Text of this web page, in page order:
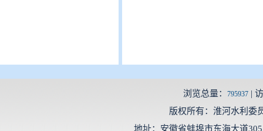
浏览总量： 795937|
版权所有：淮河水利委
地址：安徽省蚌埠市东海大道